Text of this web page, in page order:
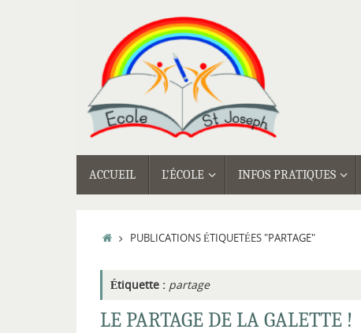
AU
CONTENU
ACCUEIL L’ÉCOLE INFOS PRATIQUES
ACCUEIL
PUBLICATIONS ÉTIQUETÉES "PARTAGE"
Étiquette : partage
LE PARTAGE DE LA GALETTE !